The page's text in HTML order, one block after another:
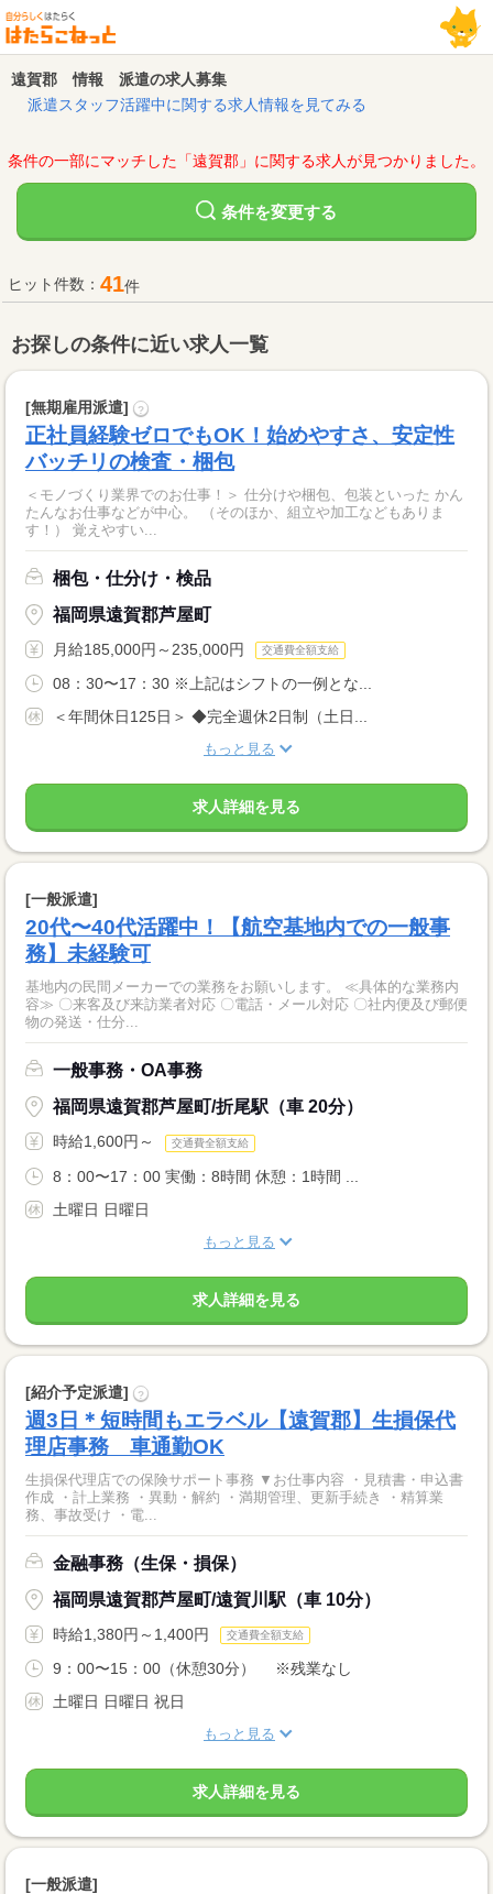
遠賀郡 情報 派遣の求人募集
派遣スタッフ活躍中に関する求人情報を見てみる
条件の一部にマッチした「遠賀郡」に関する求人が見つかりました。
条件を変更する
ヒット件数： 41件
お探しの条件に近い求人一覧
[無期雇用派遣] ?
正社員経験ゼロでもOK！始めやすさ、安定性
バッチリの検査・梱包
＜モノづくり業界でのお仕事！＞ 仕分けや梱包、包装といった かん
たんなお仕事などが中心。 （そのほか、組立や加工などもありま
す！） 覚えやすい...
梱包・仕分け・検品
福岡県遠賀郡芦屋町
月給185,000円～235,000円 交通費全額支給
08：30〜17：30 ※上記はシフトの一例とな...
＜年間休日125日＞ ◆完全週休2日制（土日...
もっと見る
求人詳細を見る
[一般派遣]
20代〜40代活躍中！【航空基地内での一般事
務】未経験可
基地内の民間メーカーでの業務をお願いします。 ≪具体的な業務内
容≫ 〇来客及び来訪業者対応 〇電話・メール対応 〇社内便及び郵便
物の発送・仕分...
一般事務・OA事務
福岡県遠賀郡芦屋町/折尾駅（車 20分）
時給1,600円～ 交通費全額支給
8：00〜17：00 実働：8時間 休憩：1時間 ...
土曜日 日曜日
もっと見る
求人詳細を見る
[紹介予定派遣] ?
週3日＊短時間もエラベル【遠賀郡】生損保代
理店事務 車通勤OK
生損保代理店での保険サポート事務 ▼お仕事内容 ・見積書・申込書
作成 ・計上業務 ・異動・解約 ・満期管理、更新手続き ・精算業
務、事故受け ・電...
金融事務（生保・損保）
福岡県遠賀郡芦屋町/遠賀川駅（車 10分）
時給1,380円～1,400円 交通費全額支給
9：00〜15：00（休憩30分） ※残業なし
土曜日 日曜日 祝日
もっと見る
求人詳細を見る
[一般派遣]